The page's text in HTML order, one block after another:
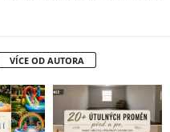
VÍCE OD AUTORA